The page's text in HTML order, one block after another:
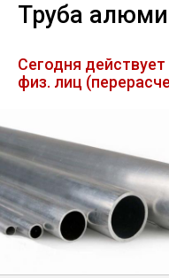
Труба
Труба
Уголок
Балка
Труба
Сегодня
физ. лиц